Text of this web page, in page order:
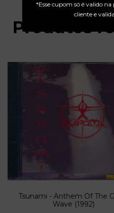
*Esse cupom só é valido
cliente e
Produtos
Tsunami - Anthem Of The
Wave (1992)